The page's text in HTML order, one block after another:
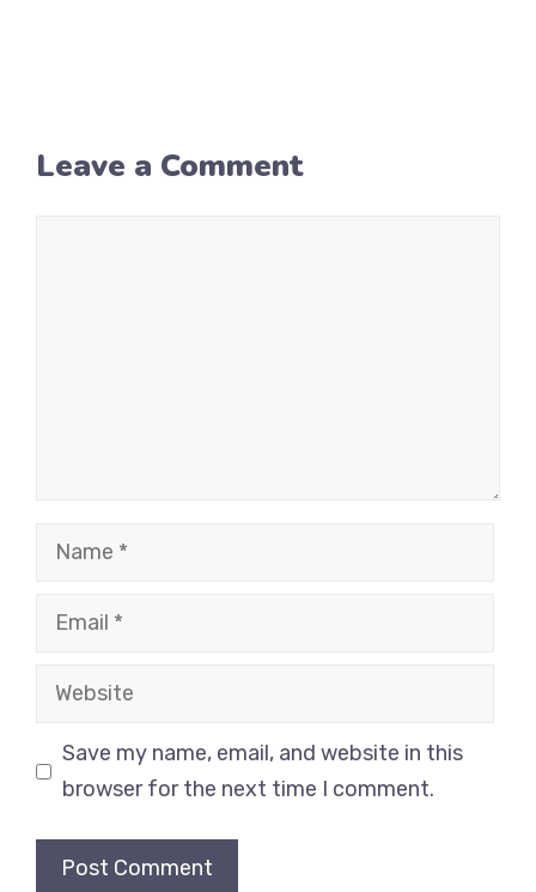
Leave a Comment
Name
Email
Website
Save my name, email, and website in this
browser for the next time I comment.